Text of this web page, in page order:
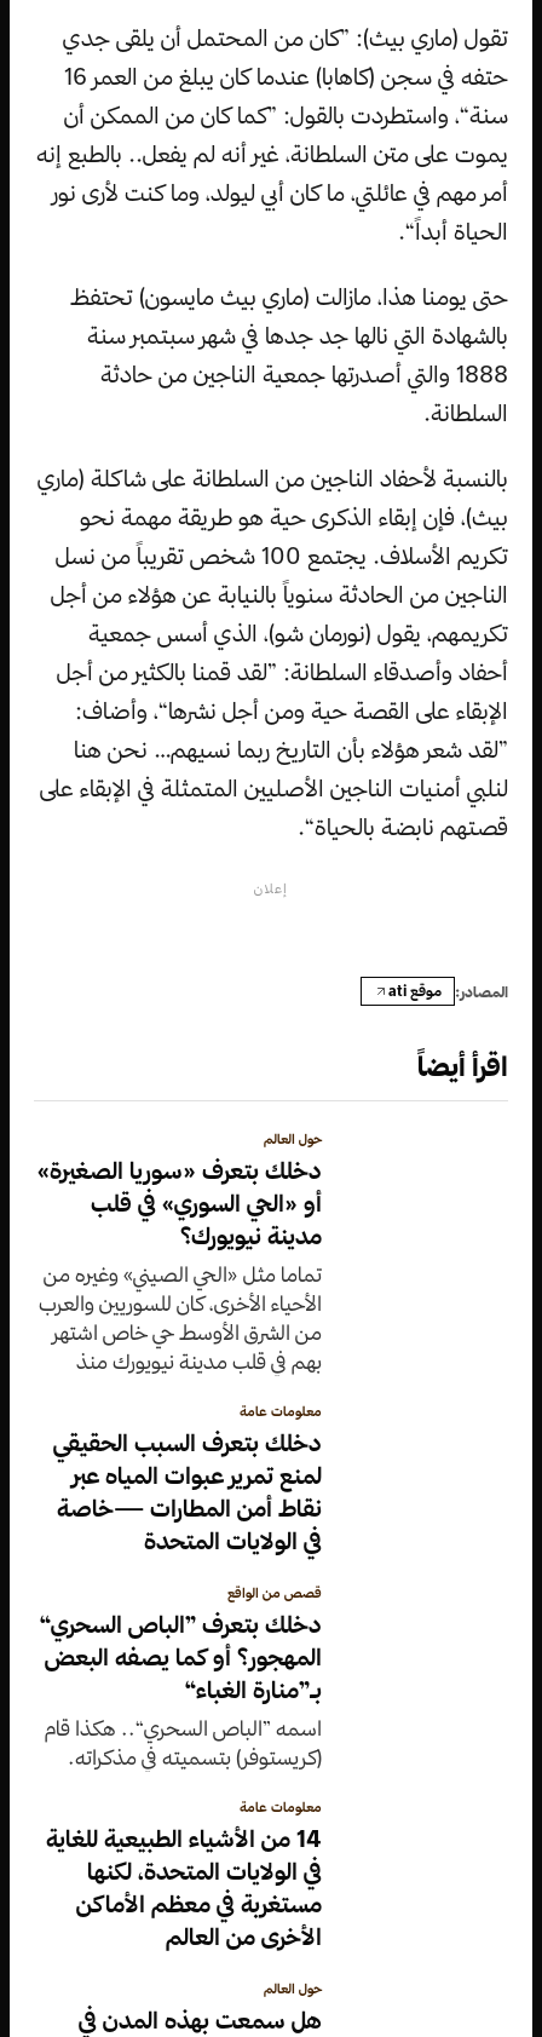
تقول (ماري بيث): ”كان من المحتمل أن يلقى جدي
حتفه في سجن (كاهابا) عندما كان يبلغ من العمر 16
سنة“، واستطردت بالقول: ”كما كان من الممكن أن
يموت على متن السلطانة، غير أنه لم يفعل.. بالطبع إنه
أمر مهم في عائلتي، ما كان أبي ليولد، وما كنت لأرى نور
الحياة أبداً“.
حتى يومنا هذا، مازالت (ماري بيث مايسون) تحتفظ
بالشهادة التي نالها جد جدها في شهر سبتمبر سنة
1888 والتي أصدرتها جمعية الناجين من حادثة
السلطانة.
بالنسبة لأحفاد الناجين من السلطانة على شاكلة (ماري
بيث)، فإن إبقاء الذكرى حية هو طريقة مهمة نحو
تكريم الأسلاف. يجتمع 100 شخص تقريباً من نسل
الناجين من الحادثة سنوياً بالنيابة عن هؤلاء من أجل
تكريمهم، يقول (نورمان شو)، الذي أسس جمعية
أحفاد وأصدقاء السلطانة: ”لقد قمنا بالكثير من أجل
الإبقاء على القصة حية ومن أجل نشرها“، وأضاف:
”لقد شعر هؤلاء بأن التاريخ ربما نسيهم… نحن هنا
لنلبي أمنيات الناجين الأصليين المتمثلة في الإبقاء على
قصتهم نابضة بالحياة“.
إعلان
المصادر: موقع ati
اقرأ أيضاً
حول العالم
دخلك بتعرف «سوريا الصغيرة»
أو «الحي السوري» في قلب
مدينة نيويورك؟
تماما مثل «الحي الصيني» وغيره من
الأحياء الأخرى، كان للسوريين والعرب
من الشرق الأوسط حي خاص اشتهر
بهم في قلب مدينة نيويورك منذ
الصغيرة»
معلومات عامة
دخلك بتعرف السبب الحقيقي
لمنع تمرير عبوات المياه عبر
نقاط أمن المطارات —خاصة
في الولايات المتحدة
قصص من الواقع
دخلك بتعرف ”الباص السحري“
المهجور؟ أو كما يصفه البعض
بـ”منارة الغباء“
اسمه ”الباص السحري“.. هكذا قام
(كريستوفر) بتسميته في مذكراته.
معلومات عامة
14 من الأشياء الطبيعية للغاية
في الولايات المتحدة، لكنها
مستغربة في معظم الأماكن
الأخرى من العالم
حول العالم
هل سمعت بهذه المدن في